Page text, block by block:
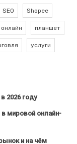
SEO Shopee
онлайн планшет
услуги
2026 году
в мировой онлайн-
и на чём